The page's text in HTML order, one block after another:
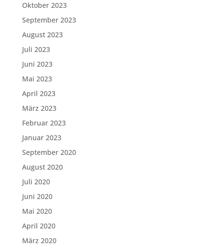
Oktober 2023
September 2023
August 2023
Juli 2023
Juni 2023
Mai 2023
April 2023
März 2023
Februar 2023
Januar 2023
September 2020
August 2020
Juli 2020
Juni 2020
Mai 2020
April 2020
März 2020